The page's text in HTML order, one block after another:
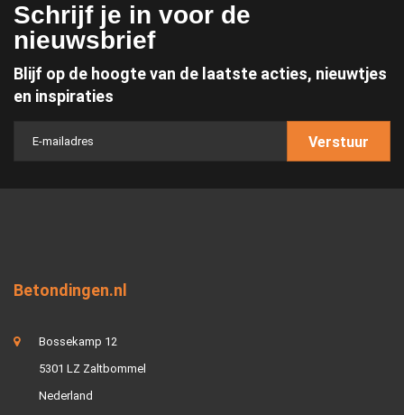
Schrijf je in voor de
nieuwsbrief
Blijf op de hoogte van de laatste acties, nieuwtjes
en inspiraties
Verstuur
Betondingen.nl
Bossekamp 12
5301 LZ Zaltbommel
Nederland